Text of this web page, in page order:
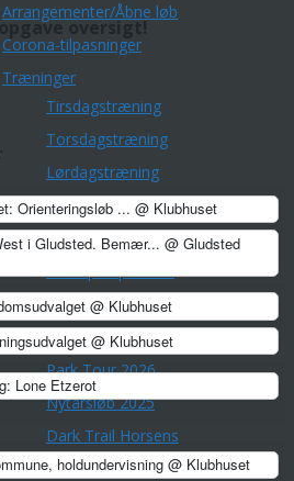
Arrangementer/Åbne løb
Corona-tilpasninger
Træninger
Tirsdagstræning
Torsdagstræning
Lørdagstræning
Teknisk træning
Øvrige aktiviteter
Championpokalen
Divisionsturneringen
Klubmesterskaber
Park Tour 2026
Nytårsløb 2025
Dark Trail Horsens
Klubfest for voksne
oversigt!
Orienteringsløb ... @ Klubhuset
i Gludsted. Bemær... @ Gludsted
@ Klubhuset
@ Klubhuset
Lone Etzerot
holdundervisning @ Klubhuset